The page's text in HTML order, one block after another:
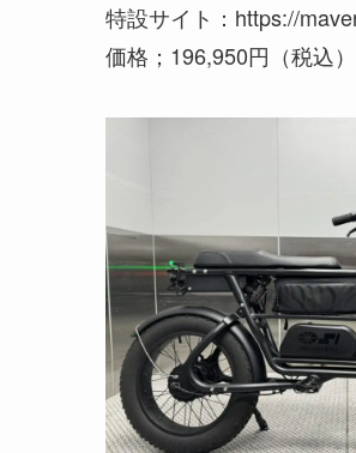
特設サイト：https://
価格；196,950円（税込